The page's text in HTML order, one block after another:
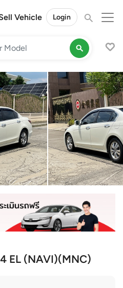
Vehicle Login
EL (NAVI)(MNC)